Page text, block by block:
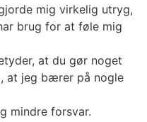
mig virkelig utryg,
brug for at føle mig
at du gør noget
at jeg bærer på nogle
mindre forsvar.